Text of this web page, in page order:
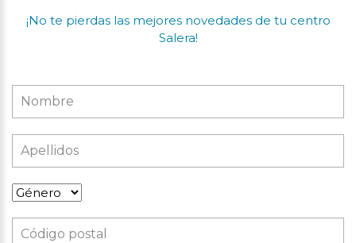
¡No te pierdas las mejores novedades de tu centro
Salera!